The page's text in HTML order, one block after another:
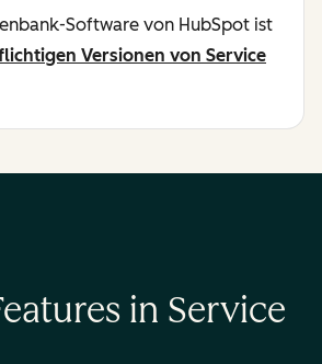
Software von HubSpot ist
Versionen von Service
in Service